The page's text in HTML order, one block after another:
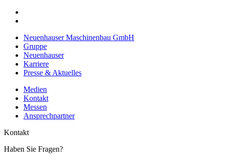
Neuenhauser Maschinenbau GmbH
Gruppe
Neuenhauser
Karriere
Presse & Aktuelles
Medien
Kontakt
Messen
Ansprechpartner
Kontakt
Haben Sie Fragen?